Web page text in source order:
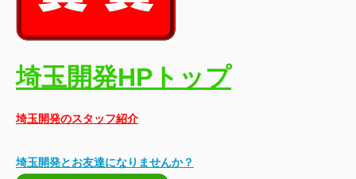
埼玉開発HPトップ
埼玉開発のスタッフ紹介
埼玉開発とお友達になりませんか？